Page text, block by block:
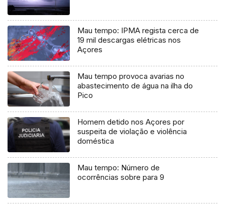
Mau tempo: IPMA regista cerca de
19 mil descargas elétricas nos
Açores
Mau tempo provoca avarias no
abastecimento de água na ilha do
Pico
Homem detido nos Açores por
suspeita de violação e violência
doméstica
Mau tempo: Número de
ocorrências sobre para 9